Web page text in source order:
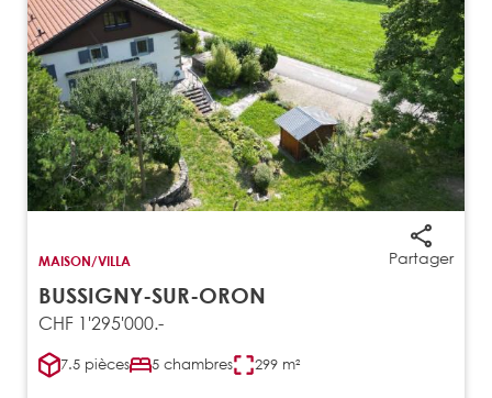
Partager
MAISON/VILLA
BUSSIGNY-SUR-ORON
CHF 1'295'000.-
7.5 pièces 5 chambres 299 m²